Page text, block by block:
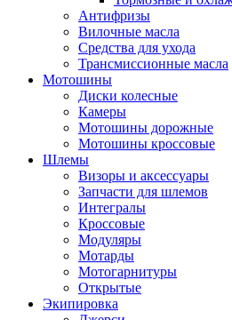
Антифризы
Вилочные масла
Средства для ухода
Трансмиссионные масла
Мотошины
Диски колесные
Камеры
Мотошины дорожные
Мотошины кроссовые
Шлемы
Визоры и аксессуары
Запчасти для шлемов
Интегралы
Кроссовые
Модуляры
Мотарды
Мотогарнитуры
Открытые
Экипировка